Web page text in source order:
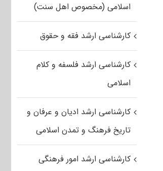
اسلامی (مخصوص اهل سنت)
کارشناسی ارشد فقه و حقوق
کارشناسی ارشد فلسفه و کلام
اسلامی
کارشناسی ارشد ادیان و عرفان و
تاریخ فرهنگ و تمدن اسلامی
کارشناسی ارشد امور فرهنگی